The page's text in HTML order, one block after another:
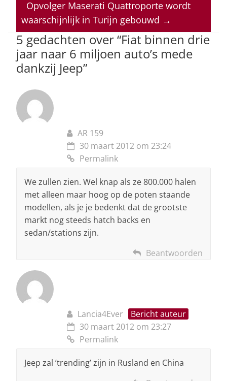
A
p
p
b
o
o
k
dI
n
d
s
Opvolger Maserati Quattroporte wordt
waarschijnlijk in Turijn gebouwd →
5 gedachten over “Fiat binnen drie
jaar naar 6 miljoen auto’s mede
dankzij Jeep”
AR 159
30 maart 2012 om 23:24
Permalink
We zullen zien. Wel knap als ze 800.000 halen
met alleen maar hoog op de poten staande
modellen, als je je bedenkt dat de grootste
markt nog steeds hatch backs en
sedan/stations zijn.
Beantwoorden
Lancia4Ever
Bericht auteur
30 maart 2012 om 23:27
Permalink
Jeep zal ’trending’ zijn in Rusland en China